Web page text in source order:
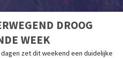
DROOG
WEEK
dagen zet dit weekend een duidelijke